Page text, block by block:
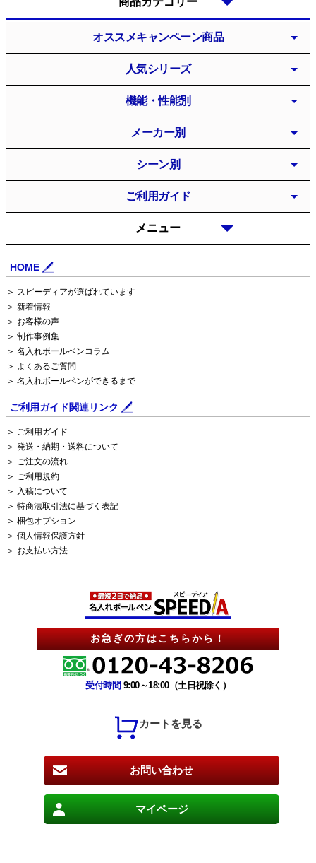
お急ぎの方はこちらから！
受付時間9:00～18:00（土日祝除く）
カートを見る
お問い合わせ
マイページ
HOME
＞ スピーディアが選ばれています
＞ 新着情報
＞ お客様の声
＞ 制作事例集
＞ 名入れボールペンコラム
＞ よくあるご質問
＞ 名入れボールペンができるまで
ご利用ガイド関連リンク
＞ ご利用ガイド
＞ 発送・納期・送料について
＞ ご注文の流れ
＞ ご利用規約
＞ 入稿について
＞ 特商法取引法に基づく表記
＞ 梱包オプション
＞ 個人情報保護方針
＞ お支払い方法
メニュー
オススメキャンペーン商品
人気シリーズ
機能・性能別
メーカー別
シーン別
ご利用ガイド